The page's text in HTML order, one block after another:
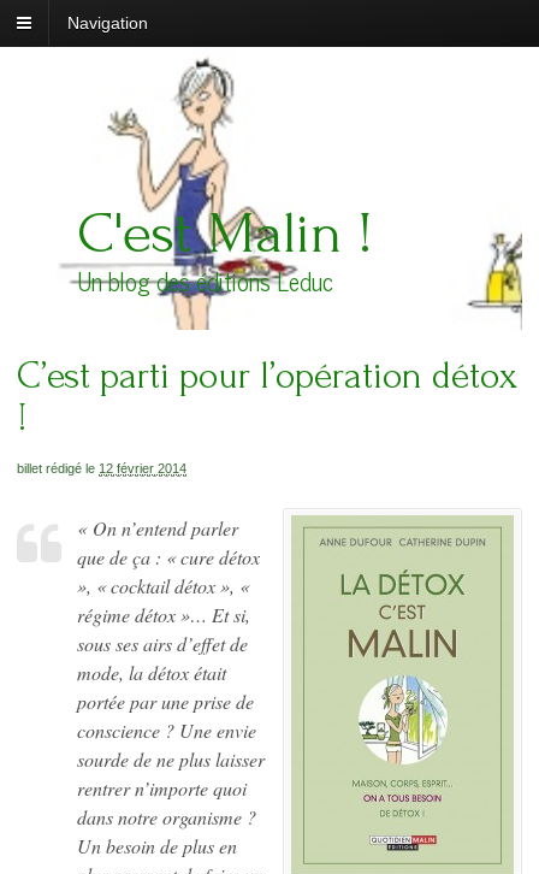
Navigation
C'est Malin !
Un blog des éditions Leduc
C’est parti pour l’opération détox
!
billet rédigé le 12 février 2014
« On n’entend parler
que de ça : « cure détox
», « cocktail détox », «
régime détox »… Et si,
sous ses airs d’effet de
mode, la détox était
portée par une prise de
conscience ? Une envie
sourde de ne plus laisser
rentrer n’importe quoi
dans notre organisme ?
Un besoin de plus en